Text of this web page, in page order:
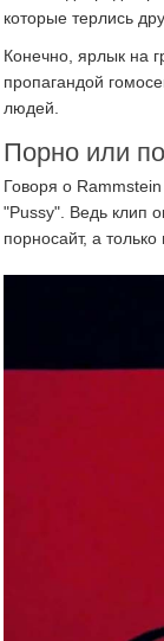
которые терлись
Конечно, ярлык на
пропагандой
людей.
Порно или
Говоря о
"Pussy". Ведь клип
порносайт, а